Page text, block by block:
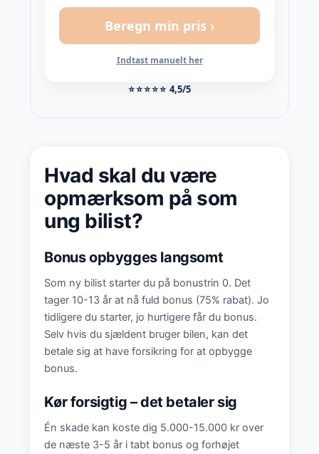
Beregn min pris ›
Indtast manuelt her
⭐⭐⭐⭐⭐ 4,5/5
Hvad skal du være
opmærksom på som
ung bilist?
Bonus opbygges langsomt
Som ny bilist starter du på bonustrin 0. Det
tager 10-13 år at nå fuld bonus (75% rabat). Jo
tidligere du starter, jo hurtigere får du bonus.
Selv hvis du sjældent bruger bilen, kan det
betale sig at have forsikring for at opbygge
bonus.
Kør forsigtig – det betaler sig
Én skade kan koste dig 5.000-15.000 kr over
de næste 3-5 år i tabt bonus og forhøjet